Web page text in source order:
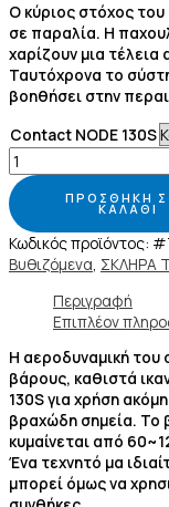
Ο κύριος στόχος του
σε παραλία. Η
χαρίζουν μια τέλεια
Ταυτόχρονα το
βοηθήσει στην
Contact NODE 130S
ΠΡΟΣΘΉΚΗ
ΚΑΛΆΘΙ
Κωδικός προϊόντος:
Βυθιζόμενα, ΣΚΛΗΡΑ
Περιγραφή
Επιπλέον
Η αεροδυναμική του
βάρους, καθιστά
130S για χρήση
βραχώδη σημεία. Το
κυμαίνεται από
Ένα τεχνητό μα
μπορεί όμως να